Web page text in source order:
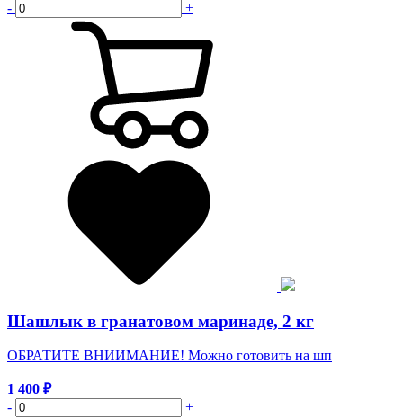
-
+
Шашлык в гранатовом маринаде, 2 кг
ОБРАТИТЕ ВНИИМАНИЕ! Можно готовить на шп
1 400 ₽
-
+